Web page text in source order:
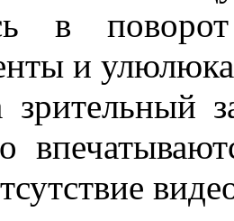
в
и
зрительный